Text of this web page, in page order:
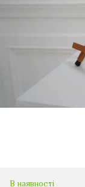
В наявності